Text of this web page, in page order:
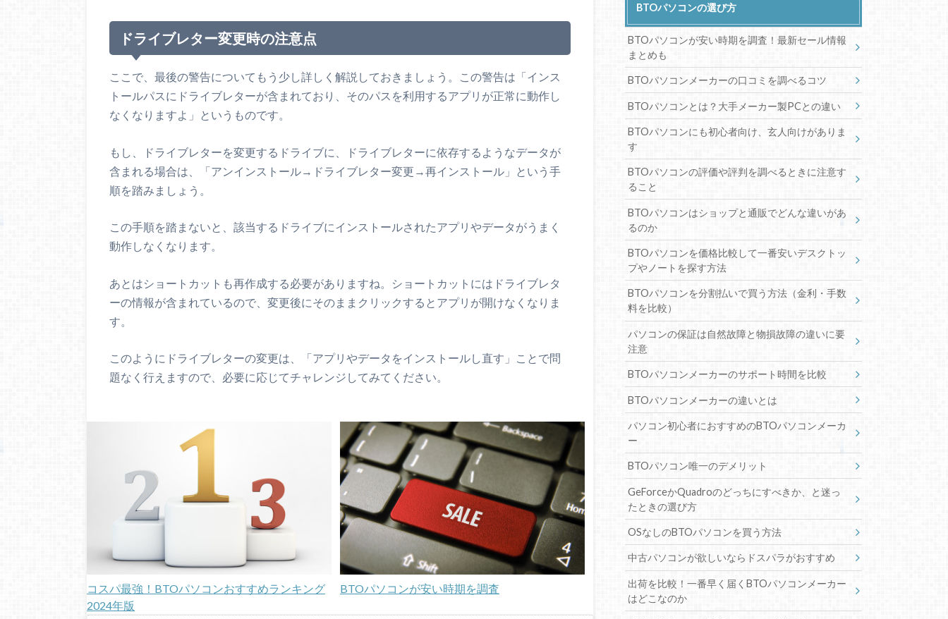
ドライブレター変更時の注意点
ここで、最後の警告についてもう少し詳しく解説しておきましょう。この警告は「インス
トールパスにドライブレターが含まれており、そのパスを利用するアプリが正常に動作し
なくなりますよ」というものです。
もし、ドライブレターを変更するドライブに、ドライブレターに依存するようなデータが
含まれる場合は、「アンインストール→ドライブレター変更→再インストール」という手
順を踏みましょう。
この手順を踏まないと、該当するドライブにインストールされたアプリやデータがうまく
動作しなくなります。
あとはショートカットも再作成する必要がありますね。ショートカットにはドライブレタ
ーの情報が含まれているので、変更後にそのままクリックするとアプリが開けなくなりま
す。
このようにドライブレターの変更は、「アプリやデータをインストールし直す」ことで問
題なく行えますので、必要に応じてチャレンジしてみてください。
コスパ最強！BTOパソコンおすすめランキング
2024年版
BTOパソコンが安い時期を調査
BTOパソコンの選び方
BTOパソコンが安い時期を調査！最新セール情報
まとめも
BTOパソコンメーカーの口コミを調べるコツ
BTOパソコンとは？大手メーカー製PCとの違い
BTOパソコンにも初心者向け、玄人向けがありま
す
BTOパソコンの評価や評判を調べるときに注意す
ること
BTOパソコンはショップと通販でどんな違いがあ
るのか
BTOパソコンを価格比較して一番安いデスクトッ
プやノートを探す方法
BTOパソコンを分割払いで買う方法（金利・手数
料を比較）
パソコンの保証は自然故障と物損故障の違いに要
注意
BTOパソコンメーカーのサポート時間を比較
BTOパソコンメーカーの違いとは
パソコン初心者におすすめのBTOパソコンメーカ
ー
BTOパソコン唯一のデメリット
GeForceかQuadroのどっちにすべきか、と迷っ
たときの選び方
OSなしのBTOパソコンを買う方法
中古パソコンが欲しいならドスパラがおすすめ
出荷を比較！一番早く届くBTOパソコンメーカー
はどこなのか